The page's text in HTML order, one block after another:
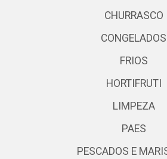
CHURRASCO
CONGELADOS
FRIOS
HORTIFRUTI
LIMPEZA
PAES
PESCADOS E